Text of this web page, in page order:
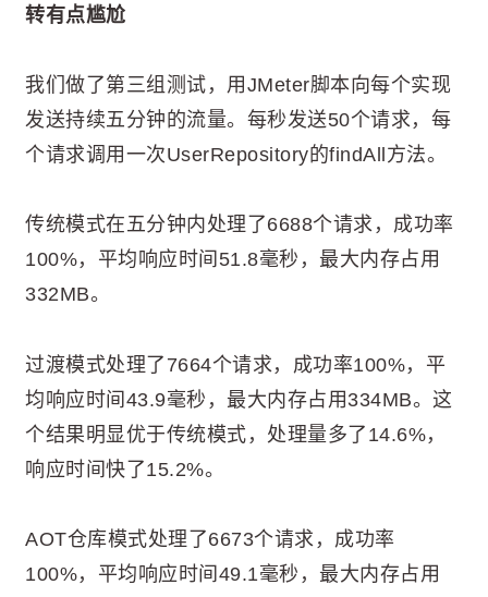
转有点尴尬
我们做了第三组测试，用JMeter脚本向每个实现
发送持续五分钟的流量。每秒发送50个请求，每
个请求调用一次UserRepository的findAll方法。
传统模式在五分钟内处理了6688个请求，成功率
100%，平均响应时间51.8毫秒，最大内存占用
332MB。
过渡模式处理了7664个请求，成功率100%，平
均响应时间43.9毫秒，最大内存占用334MB。这
个结果明显优于传统模式，处理量多了14.6%，
响应时间快了15.2%。
AOT仓库模式处理了6673个请求，成功率
100%，平均响应时间49.1毫秒，最大内存占用